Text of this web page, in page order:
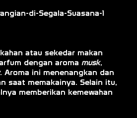
atau sekedar makan
dengan aroma musk,
. Aroma ini menenangkan dan
saat memakainya. Selain itu,
memberikan kemewahan